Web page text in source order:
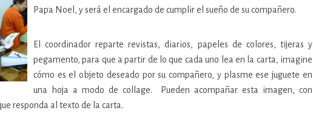
Papa Noel, y será el encargado de cumplir el sueño de su compañero.
El coordinador reparte revistas, diarios, papeles de colores, tijeras y
pegamento, para que a partir de lo que cada uno lea en la carta, imagine
cómo es el objeto deseado por su compañero, y plasme ese juguete en
una hoja a modo de collage. Pueden acompañar esta imagen, con
responda al texto de la carta.